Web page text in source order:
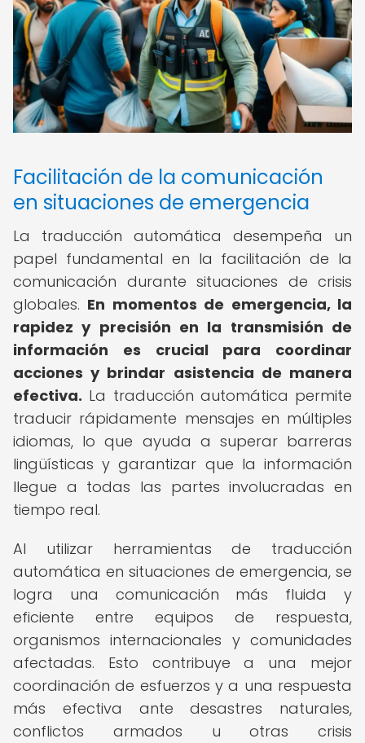
Facilitación de la comunicación
en situaciones de emergencia
La traducción automática desempeña un
papel fundamental en la facilitación de la
comunicación durante situaciones de crisis
globales. En momentos de emergencia, la
rapidez y precisión en la transmisión de
información es crucial para coordinar
acciones y brindar asistencia de manera
efectiva. La traducción automática permite
traducir rápidamente mensajes en múltiples
idiomas, lo que ayuda a superar barreras
lingüísticas y garantizar que la información
llegue a todas las partes involucradas en
tiempo real.
Al utilizar herramientas de traducción
automática en situaciones de emergencia, se
logra una comunicación más fluida y
eficiente entre equipos de respuesta,
organismos internacionales y comunidades
afectadas. Esto contribuye a una mejor
coordinación de esfuerzos y a una respuesta
más efectiva ante desastres naturales,
conflictos armados u otras crisis